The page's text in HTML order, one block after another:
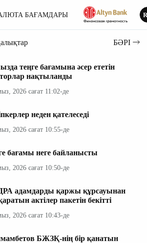
БАҒАМДАРЫ
БӘРІ
теңге бағамына әсер ететін
нақтыланды
2026 сағат 11:02-де
неден қателеседі
2026 сағат 10:55-де
бағамы неге байланысты
2026 сағат 10:50-де
адамдарды қаржы құрсауынан
актілер пакетін бекітті
2026 сағат 10:43-де
БЖЗҚ-нің бір қанатын